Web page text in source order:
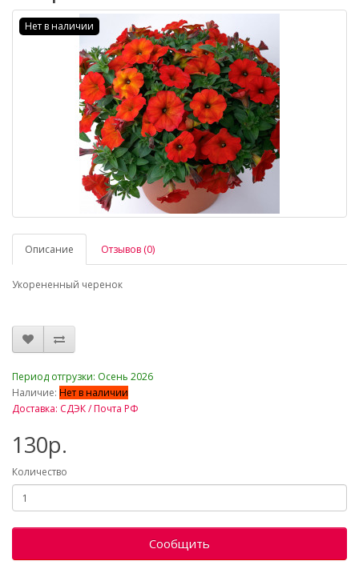
Нет в наличии
Описание Отзывов (0)
Укорененный черенок
Период отгрузки: Осень 2026
Наличие: Нет в наличии
Доставка: СДЭК / Почта РФ
130р.
Количество
Сообщить